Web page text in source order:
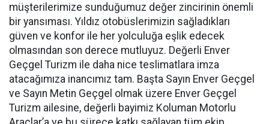
müşterilerimize sunduğumuz değer zincirinin önemli
bir yansıması. Yıldız otobüslerimizin sağladıkları
güven ve konfor ile her yolculuğa eşlik edecek
olmasından son derece mutluyuz. Değerli Enver
Geçgel Turizm ile daha nice teslimatlara imza
atacağımıza inancımız tam. Başta Sayın Enver Geçgel
ve Sayın Metin Geçgel olmak üzere Enver Geçgel
Turizm ailesine, değerli bayimiz Koluman Motorlu